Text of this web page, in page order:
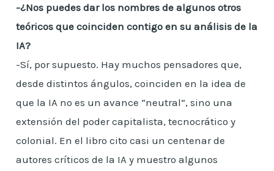
-¿Nos puedes dar los nombres de algunos otros
teóricos que coinciden contigo en su análisis de la
IA?
-Sí, por supuesto. Hay muchos pensadores que,
desde distintos ángulos, coinciden en la idea de
que la IA no es un avance “neutral”, sino una
extensión del poder capitalista, tecnocrático y
colonial. En el libro cito casi un centenar de
autores críticos de la IA y muestro algunos